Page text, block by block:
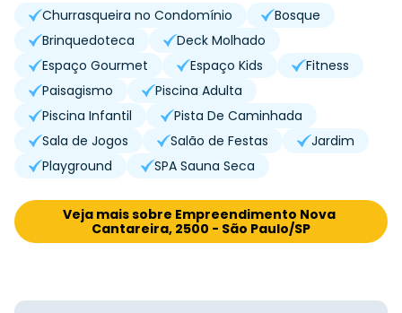
Churrasqueira no Condomínio
Bosque
Brinquedoteca
Deck Molhado
Espaço Gourmet
Espaço Kids
Fitness
Paisagismo
Piscina Adulta
Piscina Infantil
Pista De Caminhada
Sala de Jogos
Salão de Festas
Jardim
Playground
SPA Sauna Seca
Veja mais sobre Empreendimento Nova
Cantareira, 2500 - São Paulo/SP